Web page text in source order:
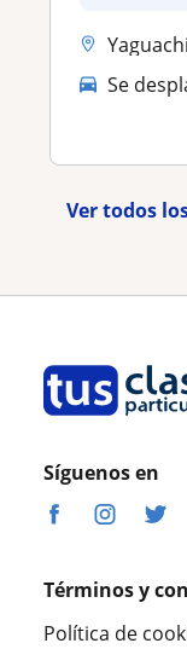
Yaguachi
Se
Ver todos
Síguenos en
Términos y
Política de